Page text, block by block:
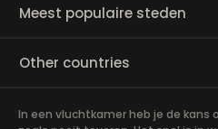
Meest populaire steden
Other countries
In een vluchtkamer heb je de kans